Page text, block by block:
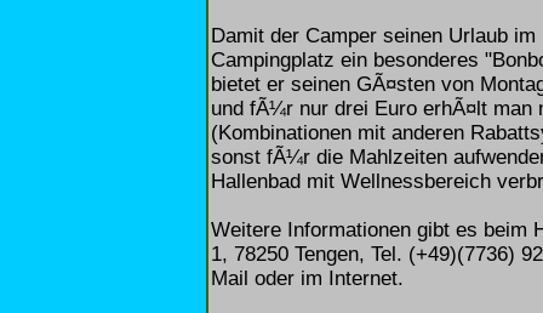
Damit der Camper seinen Urlaub
Campingplatz ein besonderes
bietet er seinen GÃ¤sten von
und fÃ¼r nur drei Euro erhÃ¤lt man
(Kombinationen mit anderen
sonst fÃ¼r die Mahlzeiten
Hallenbad mit Wellnessbereich
Weitere Informationen gibt es beim
1, 78250 Tengen, Tel. (+49)(7736)
Mail oder im Internet.